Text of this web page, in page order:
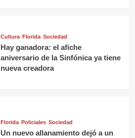
Cultura Florida Sociedad
Hay ganadora: el afiche
aniversario de la Sinfónica ya tiene
nueva creadora
Florida Policiales Sociedad
Un nuevo allanamiento dejó a un